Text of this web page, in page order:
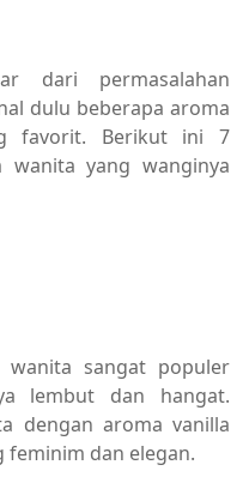
dari permasalahan
dulu beberapa aroma
favorit. Berikut ini 7
wanita yang wanginya
sangat populer
lembut dan hangat.
dengan aroma vanilla
feminim dan elegan.